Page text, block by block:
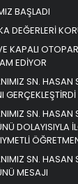
BAŞLADI
DEĞERLERİ
KAPALI
EDİYOR
SN.
GERÇEKLEŞTİRDİ
SN.
DOLAYISIYLA
KUTLADI
SN.
MESAJI